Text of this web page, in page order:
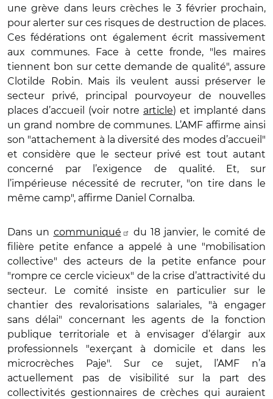
une grève dans leurs crèches le 3 février prochain,
pour alerter sur ces risques de destruction de places.
Ces fédérations ont également écrit massivement
aux communes. Face à cette fronde, "les maires
tiennent bon sur cette demande de qualité", assure
Clotilde Robin. Mais ils veulent aussi préserver le
secteur privé, principal pourvoyeur de nouvelles
places d’accueil (voir notre article) et implanté dans
un grand nombre de communes. L’AMF affirme ainsi
son "attachement à la diversité des modes d’accueil"
et considère que le secteur privé est tout autant
concerné par l’exigence de qualité. Et, sur
l’impérieuse nécessité de recruter, "on tire dans le
même camp", affirme Daniel Cornalba.
Dans un communiqué
du 18 janvier, le comité de
filière petite enfance a appelé à une "mobilisation
collective" des acteurs de la petite enfance pour
"rompre ce cercle vicieux" de la crise d’attractivité du
secteur. Le comité insiste en particulier sur le
chantier des revalorisations salariales, "à engager
sans délai" concernant les agents de la fonction
publique territoriale et à envisager d’élargir aux
professionnels "exerçant à domicile et dans les
microcrèches Paje". Sur ce sujet, l’AMF n’a
actuellement pas de visibilité sur la part des
collectivités gestionnaires de crèches qui auraient